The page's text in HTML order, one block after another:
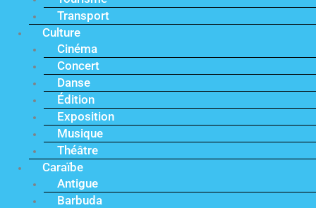
Transport
Culture
Cinéma
Concert
Danse
Édition
Exposition
Musique
Théâtre
Caraïbe
Antigue
Barbuda